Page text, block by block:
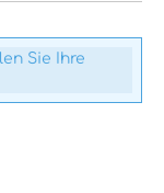
Sie Ihre